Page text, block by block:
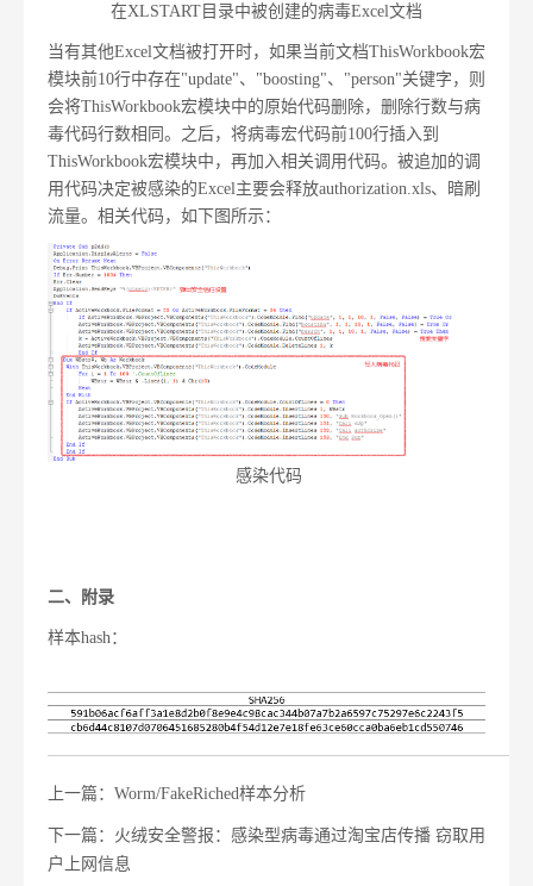
在XLSTART目录中被创建的病毒Excel文档
当有其他Excel文档被打开时，如果当前文档ThisWorkbook宏
模块前10行中存在"update"、"boosting"、"person"关键字，则
会将ThisWorkbook宏模块中的原始代码删除，删除行数与病
毒代码行数相同。之后，将病毒宏代码前100行插入到
ThisWorkbook宏模块中，再加入相关调用代码。被追加的调
用代码决定被感染的Excel主要会释放authorization.xls、暗刷
流量。相关代码，如下图所示：
感染代码
二、附录
样本hash：
上一篇：Worm/FakeRiched样本分析
下一篇：火绒安全警报：感染型病毒通过淘宝店传播 窃取用
户上网信息